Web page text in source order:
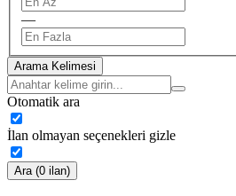
—
Arama Kelimesi
Otomatik ara
İlan olmayan seçenekleri gizle
Ara (0 ilan)